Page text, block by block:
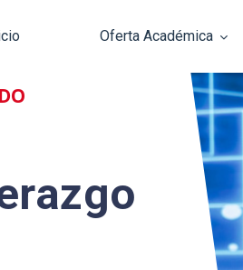
Oferta Académica